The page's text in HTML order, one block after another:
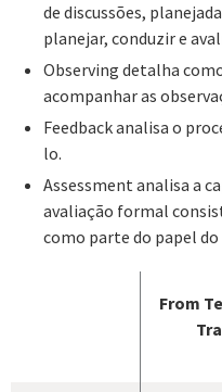
de discussões,
planejar, conduzir e
Observing detalha
acompanhar as
Feedback analisa o
lo.
Assessment analisa a
avaliação formal
como parte do papel
From